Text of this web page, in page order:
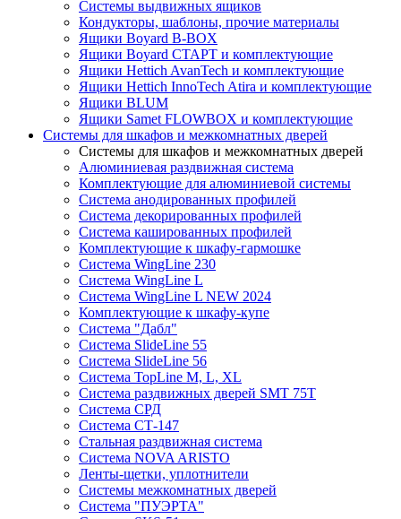
Системы выдвижных ящиков
Кондукторы, шаблоны, прочие материалы
Ящики Boyard B-BOX
Ящики Boyard СТАРТ и комплектующие
Ящики Hettich AvanTech и комплектующие
Ящики Hettich InnoTech Atira и комплектующие
Ящики BLUM
Ящики Samet FLOWBOX и комплектующие
Системы для шкафов и межкомнатных дверей
Системы для шкафов и межкомнатных дверей
Алюминиевая раздвижная система
Комплектующие для алюминиевой системы
Система анодированных профилей
Система декорированных профилей
Система кашированных профилей
Комплектующие к шкафу-гармошке
Система WingLine 230
Система WingLine L
Система WingLine L NEW 2024
Комплектующие к шкафу-купе
Система "Дабл"
Система SlideLine 55
Система SlideLine 56
Система TopLine M, L, XL
Система раздвижных дверей SMT 75T
Система СРД
Система СТ-147
Стальная раздвижная система
Система NOVA ARISTO
Ленты-щетки, уплотнители
Системы межкомнатных дверей
Система "ПУЭРТА"